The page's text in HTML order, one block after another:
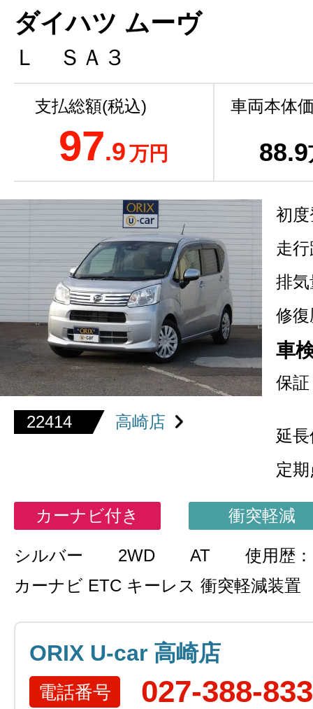
ダイハツ ムーヴ
Ｌ ＳＡ３
支払総額(税込)
97.9万円
車両本体
88.9
22414 高崎店
初
走
排気
修復
車
保証
延
定
カーナビ付き 衝突軽減
シルバー 2WD AT
使用歴
カーナビ ETC キーレス 衝突軽減装置
ORIX U-car 高崎店
電話番号 027-388-